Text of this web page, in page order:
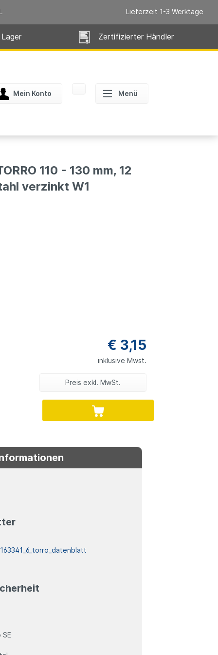
Lieferzeit 1-3 Werktage
Zertifizierter Händler
Mein Konto Menü
110 - 130 mm, 12
verzinkt W1
€ 3,15
inklusive Mwst.
Preis exkl. MwSt.
163341_6_torro_datenblatt
SE